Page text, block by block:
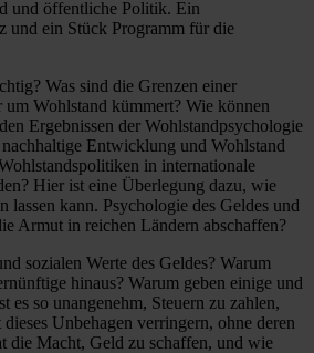
und öffentliche Politik. Ein
und ein Stück Programm für die
Was sind die Grenzen einer
um Wohlstand kümmert? Wie können
Ergebnissen der Wohlstandpsychologie
Entwicklung und Wohlstand
in internationale
Hier ist eine Überlegung dazu, wie
lassen kann. Psychologie des Geldes und
Armut in reichen Ländern abschaffen?
sozialen Werte des Geldes? Warum
hinaus? Warum geben einige und
es so unangenehm, Steuern zu zahlen,
Unbehagen verringern, ohne deren
die Macht, Geld zu schaffen, und wie